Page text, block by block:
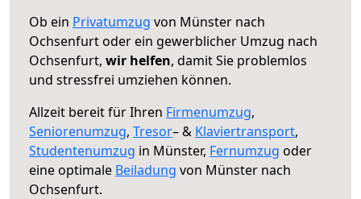
Ob ein Privatumzug von Münster nach
Ochsenfurt oder ein gewerblicher Umzug nach
Ochsenfurt, wir helfen, damit Sie problemlos
und stressfrei umziehen können.
Allzeit bereit für Ihren Firmenumzug,
Seniorenumzug, Tresor– & Klaviertransport,
Studentenumzug in Münster, Fernumzug oder
eine optimale Beiladung von Münster nach
Ochsenfurt.